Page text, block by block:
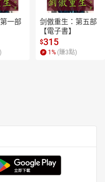
一部
剑傲重生：第五部
【電子書】
$315
1 % (賺3點)